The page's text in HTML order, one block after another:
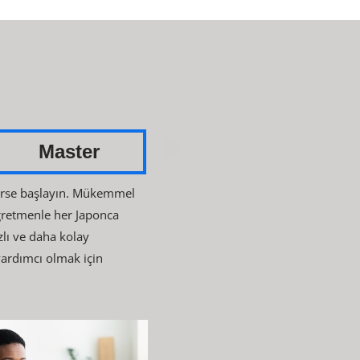
Master
başlayın. Mükemmel
her Japonca
ve daha kolay
olmak için